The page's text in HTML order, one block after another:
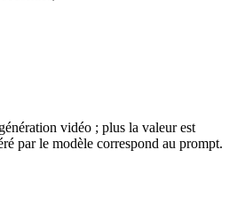
vidéo ; plus la valeur est
par le modèle correspond au prompt.